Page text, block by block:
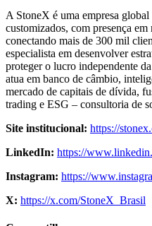
A StoneX é uma empresa
customizados, com presença
conectando mais de 300 mil
especialista em desenvolver
proteger o lucro independente
atua em banco de câmbio,
mercado de capitais de dívida,
trading e ESG – consultoria de
Site institucional: https://
LinkedIn: https://
Instagram: https://
X: https://x.com/StoneX_Brasil